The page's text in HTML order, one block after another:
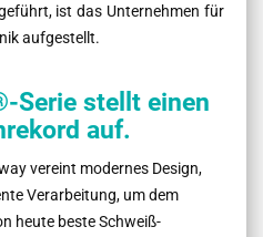
ist das Unternehmen für
aufgestellt.
Serie stellt einen
auf.
vereint modernes Design,
Verarbeitung, um dem
heute beste Schweiß-